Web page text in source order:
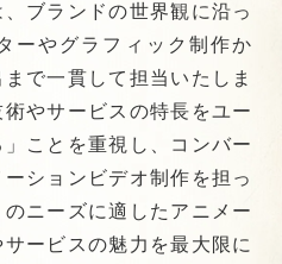
ブランドの世界観に沿っ
ーやグラフィック制作か
で一貫して担当いたしま
やサービスの特長をユー
ことを重視し、コンバー
ションビデオ制作を担っ
ニーズに適したアニメー
ービスの魅力を最大限に